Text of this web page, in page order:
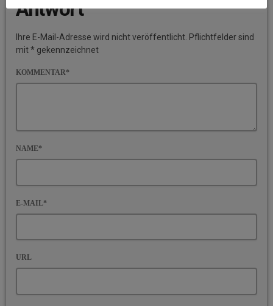
Antwort
Ihre E-Mail-Adresse wird nicht veröffentlicht. Pflichtfelder sind
mit * gekennzeichnet
KOMMENTAR*
NAME*
E-MAIL*
URL